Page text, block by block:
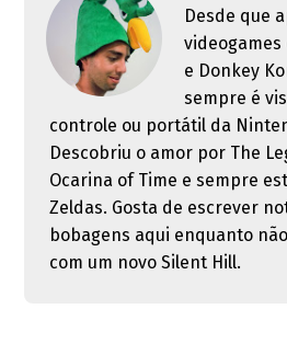
Desde que
videogames
e Donkey
sempre é
controle ou portátil da
Descobriu o amor por The
Ocarina of Time e sempre
Zeldas. Gosta de escrever
bobagens aqui enquanto
com um novo Silent Hill.